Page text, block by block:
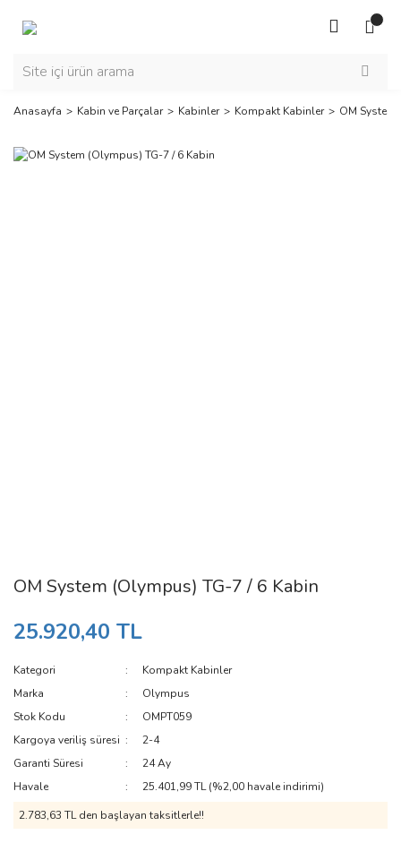
Anasayfa Kabin ve Parçalar Kabinler Kompakt Kabinler OM
OM System (Olympus) TG-7 / 6 Kabin
25.920,40 TL
Kategori
Kompakt Kabinler
Marka
Olympus
Stok Kodu
OMPT059
Kargoya veriliş süresi
2-4
Garanti Süresi
24 Ay
Havale
25.401,99 TL (%2,00 havale indirimi)
2.783,63 TL den başlayan taksitlerle!!